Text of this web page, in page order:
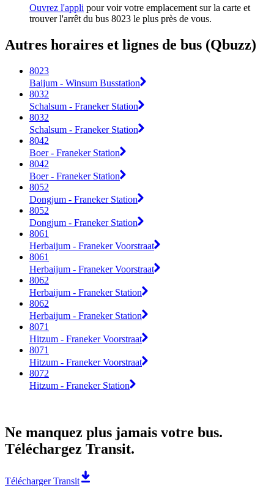
Ouvrez l'appli pour voir votre emplacement sur la carte et
trouver l'arrêt du bus 8023 le plus près de vous.
Autres horaires et lignes de bus (Qbuzz)
8023
Baijum - Winsum Busstation
8032
Schalsum - Franeker Station
8032
Schalsum - Franeker Station
8042
Boer - Franeker Station
8042
Boer - Franeker Station
8052
Dongjum - Franeker Station
8052
Dongjum - Franeker Station
8061
Herbaijum - Franeker Voorstraat
8061
Herbaijum - Franeker Voorstraat
8062
Herbaijum - Franeker Station
8062
Herbaijum - Franeker Station
8071
Hitzum - Franeker Voorstraat
8071
Hitzum - Franeker Voorstraat
8072
Hitzum - Franeker Station
Ne manquez plus jamais votre bus.
Téléchargez Transit.
Télécharger Transit